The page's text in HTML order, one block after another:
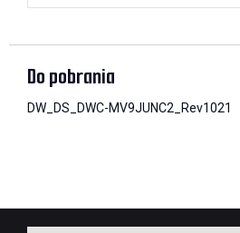
Do pobrania
DW_DS_DWC-MV9JUNC2_Rev1021